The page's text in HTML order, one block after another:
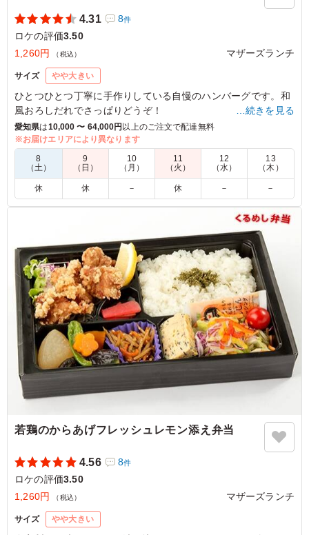
4.31 8件
ロケの評価3.50
1,260円
（税込） マザーズランチ
サイズ やや大きい
ひとつひとつ丁寧に手作りしている自慢のハンバーグです。和
風おろしだれでさっぱりどうぞ！
5.0
男性が多めの現場だったため、ハンバーグは一番人気でし
た。副菜の種類も豊富かつご飯もふっくらしていて、冷め
ても美味しいお弁当でした。全体的な彩りも鮮やかで、よ
かったです。
愛知県名古屋市南区弥次ヱ町2026/06/10
…続きを見る
愛知県は10,000 〜 64,000円以上のご注文で配達無料
※お届けエリアにより異なります
8
（土）
9
（日）
10
（月）
11
（火）
12
（水）
13
（木）
休 休 － 休 － －
若鶏のからあげフレッシュレモン添え弁当
4.56 8件
ロケの評価3.50
1,260円
（税込） マザーズランチ
サイズ やや大きい